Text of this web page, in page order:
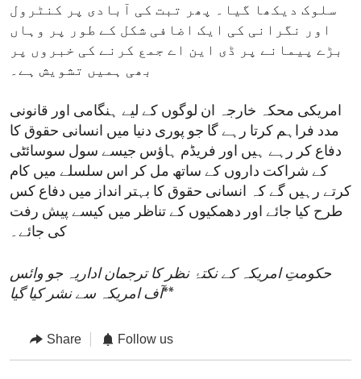
سلوک دیکھا گیا۔ پھر تبت کی آبادی پر کنٹرول
اور نگرانی کی ایک اضافی شکل کے طور پر وہاں
بڑے پیمانے پر ڈی این اے جمع کرنے کی خبروں پر
بھی ہمیں تشویش ہے۔
امریکی محکہ خارجہ ان لوگوں کے لیے ہنگامی اور قانونی
مدد فراہم کرتا رہے گا جو پوری دنیا میں انسانی حقوق کا
دفاع کر رہے ہیں اور فریڈم ہاؤس جیسے سول سوسائٹی
کے شراکت داروں کے ساتھ مل کر اس سلسلے میں کام
کرتے رہیں گے کہ انسانی حقوق کا بہتر انداز میں دفاع کس
طرح کیا جائے اور دھمکیوں کے تناظر میں کیسے پیش رفت
کی جائے۔
حکومتِ امریکہ کے نکتۂ نظر کا ترجمان اداریہ جو وائس
آف امریکہ سے نشر کیا گیا**
Share Follow us